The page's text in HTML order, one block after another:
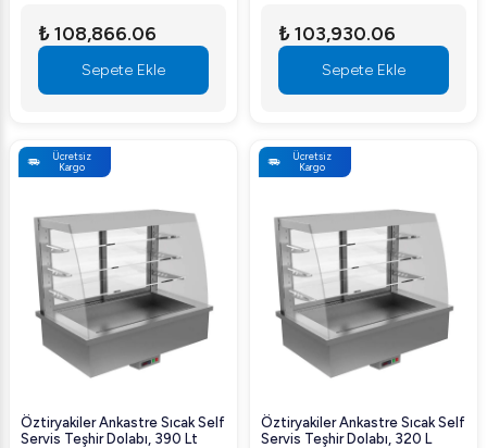
₺ 108,866.06
Sepete Ekle
₺ 103,930.06
Sepete Ekle
Ücretsiz
Kargo
Öztiryakiler Ankastre Sıcak Self
Servis Teşhir Dolabı, 390 Lt
Ücretsiz
Kargo
Öztiryakiler Ankastre Sıcak Self
Servis Teşhir Dolabı, 320 L